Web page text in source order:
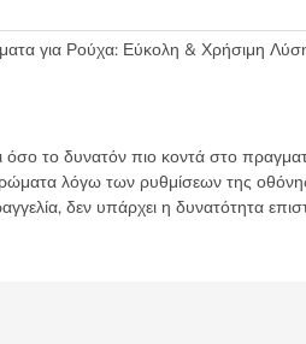
για Ρούχα: Εύκολη & Χρήσιμη
όσο το δυνατόν πιο κοντά στο
λόγω των ρυθμίσεων της
δεν υπάρχει η δυνατότητα